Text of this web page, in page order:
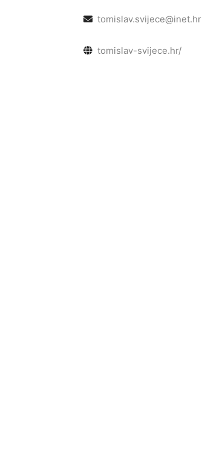
tomislav.svijece@inet.hr
tomislav-svijece.hr/